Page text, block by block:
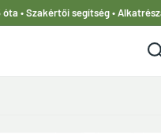
óta • Szakértői segítség •